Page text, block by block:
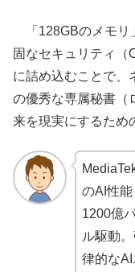
「128GBのメモリ
固なセキュリティ（
に詰め込むことで、
の優秀な専属秘書（
来を現実にするため
のAI性能
1200億
ル駆動
律的なAI